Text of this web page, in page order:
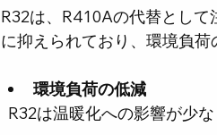
R32は、R410Aの代替とし
に抑えられており、環境負荷
環境負荷の低減
R32は温暖化への影響が少